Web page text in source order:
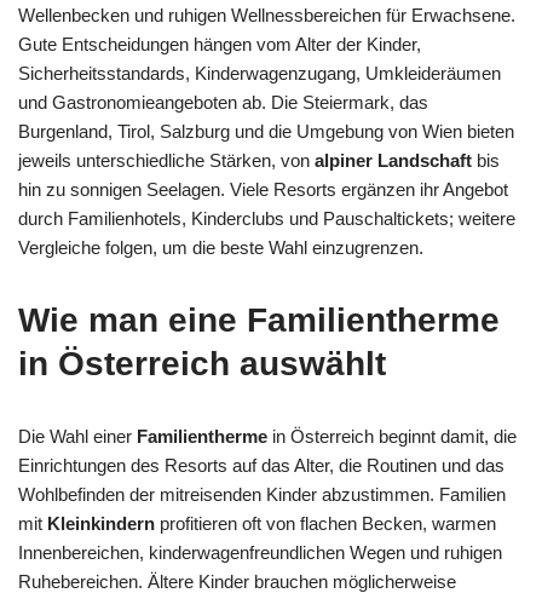
Wellenbecken und ruhigen Wellnessbereichen für Erwachsene.
Gute Entscheidungen hängen vom Alter der Kinder,
Sicherheitsstandards, Kinderwagenzugang, Umkleideräumen
und Gastronomieangeboten ab. Die Steiermark, das
Burgenland, Tirol, Salzburg und die Umgebung von Wien bieten
jeweils unterschiedliche Stärken, von alpiner Landschaft bis
hin zu sonnigen Seelagen. Viele Resorts ergänzen ihr Angebot
durch Familienhotels, Kinderclubs und Pauschaltickets; weitere
Vergleiche folgen, um die beste Wahl einzugrenzen.
Wie man eine Familientherme
in Österreich auswählt
Die Wahl einer Familientherme in Österreich beginnt damit, die
Einrichtungen des Resorts auf das Alter, die Routinen und das
Wohlbefinden der mitreisenden Kinder abzustimmen. Familien
mit Kleinkindern profitieren oft von flachen Becken, warmen
Innenbereichen, kinderwagenfreundlichen Wegen und ruhigen
Ruhebereichen. Ältere Kinder brauchen möglicherweise